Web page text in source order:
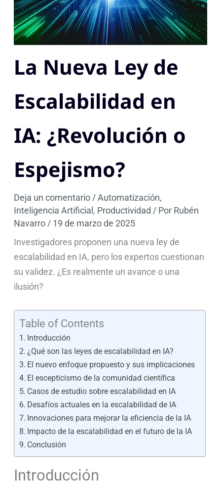
La Nueva Ley de
Escalabilidad en
IA: ¿Revolución o
Espejismo?
Deja un comentario/Automatización,
Inteligencia Artificial , Productividad / Por Rubén
Navarro/ 19 de marzo de 2025
Investigadores proponen una nueva ley de
escalabilidad en IA, pero los expertos cuestionan
su validez. ¿Es realmente un avance o una
ilusión?
Table of Contents
Introducción
¿Qué son las leyes de escalabilidad en IA?
El nuevo enfoque propuesto y sus implicaciones
El escepticismo de la comunidad científica
Casos de estudio sobre escalabilidad en IA
Desafíos actuales en la escalabilidad de IA
Innovaciones para mejorar la eficiencia de la IA
Impacto de la escalabilidad en el futuro de la IA
Conclusión
Introducción